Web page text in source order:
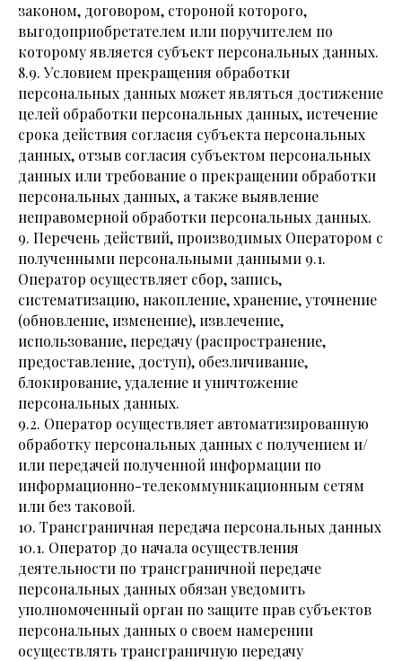
законом, договором, стороной которого,
выгодоприобретателем или поручителем по
которому является субъект персональных данных.
8.9. Условием прекращения обработки
персональных данных может являться достижение
целей обработки персональных данных, истечение
срока действия согласия субъекта персональных
данных, отзыв согласия субъектом персональных
данных или требование о прекращении обработки
персональных данных, а также выявление
неправомерной обработки персональных данных.
9. Перечень действий, производимых Оператором с
полученными персональными данными 9.1.
Оператор осуществляет сбор, запись,
систематизацию, накопление, хранение, уточнение
(обновление, изменение), извлечение,
использование, передачу (распространение,
предоставление, доступ), обезличивание,
блокирование, удаление и уничтожение
персональных данных.
9.2. Оператор осуществляет автоматизированную
обработку персональных данных с получением и/
или передачей полученной информации по
информационно-телекоммуникационным сетям
или без таковой.
10. Трансграничная передача персональных данных
10.1. Оператор до начала осуществления
деятельности по трансграничной передаче
персональных данных обязан уведомить
уполномоченный орган по защите прав субъектов
персональных данных о своем намерении
осуществлять трансграничную передачу